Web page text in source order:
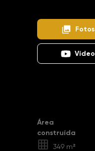
Fotos
Vídeo
Área
construída
349 m²